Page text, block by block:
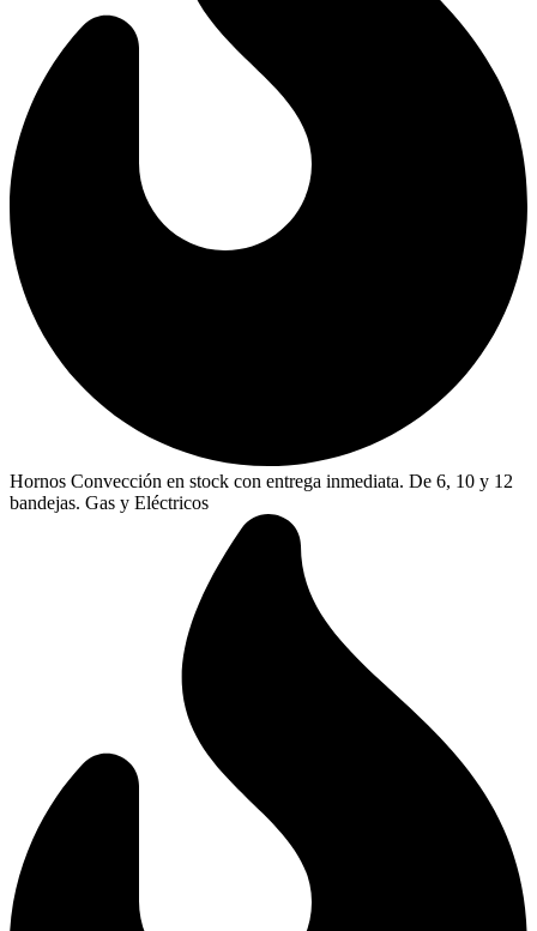
Hornos Convección en stock con entrega inmediata. De 6, 10 y 12
bandejas. Gas y Eléctricos